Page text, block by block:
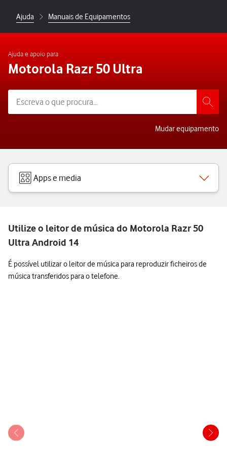
Ajuda Manuais de Equipamentos
Ajuda e apoio para
Motorola Razr 50 Ultra
Mudar equipamento
Apps e media
Utilize o leitor de música do Motorola Razr 50
Ultra Android 14
É possível utilizar o leitor de música para reproduzir ficheiros de
música transferidos para o telefone.